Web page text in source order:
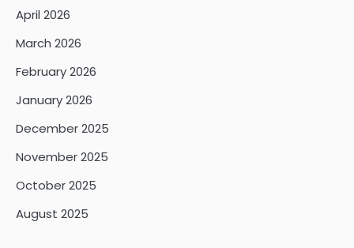
April 2026
March 2026
February 2026
January 2026
December 2025
November 2025
October 2025
August 2025